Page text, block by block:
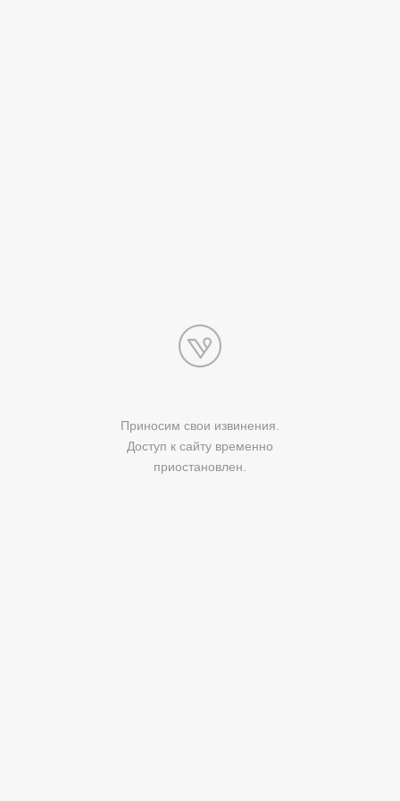
Приносим свои извинения.
Доступ к сайту временно
приостановлен.